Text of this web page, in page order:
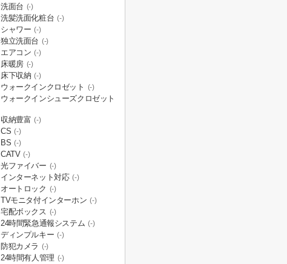
洗面台 (-)
洗髪洗面化粧台 (-)
シャワー (-)
独立洗面台 (-)
エアコン (-)
床暖房 (-)
床下収納 (-)
ウォークインクロゼット (-)
ウォークインシューズクロゼット
収納豊富 (-)
CS (-)
BS (-)
CATV (-)
光ファイバー (-)
インターネット対応 (-)
オートロック (-)
TVモニタ付インターホン (-)
宅配ボックス (-)
24時間緊急通報システム (-)
ディンプルキー (-)
防犯カメラ (-)
24時間有人管理 (-)